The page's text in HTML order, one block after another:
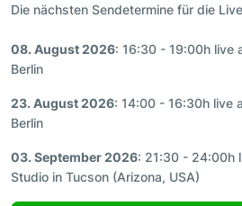
Die nächsten Sendetermine für die
08. August 2026: 16:30 - 19:00h live
Berlin
23. August 2026: 14:00 - 16:30h live
Berlin
03. September 2026: 21:30 - 24:00h
Studio in Tucson (Arizona, USA)